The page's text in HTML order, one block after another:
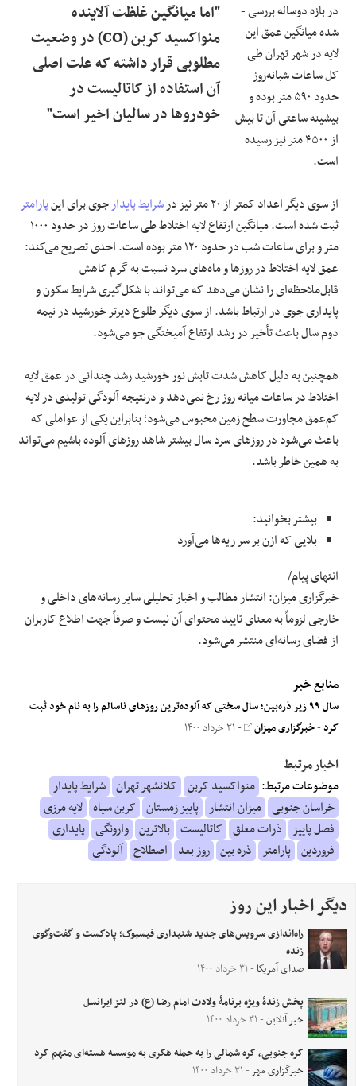
"اما میانگین غلظت آلاینده
منواکسید کربن (CO) در وضعیت
مطلوبی قرار داشته که علت اصلی
آن استفاده از کاتالیست در
خودرو‌ها در سالیان اخیر است"
در بازه دوساله بررسی ­
شده میانگین عمق این
لایه در شهر تهران طی
کل ساعات شبانه‌­روز
حدود ۵۹۰ متر بوده و
بیشینه ساعتی آن تا بیش
از ۴۵۰۰ متر نیز رسیده
است.
از سوی دیگر اعداد کمتر از ۲۰ متر نیز در شرایط پایدارجوی برای اینپارامتر
ثبت شده است. میانگین ارتفاع لایه اختلاط طی ساعات روز در حدود ۱۰۰۰
متر و برای ساعات شب در حدود ۱۲۰ متر بوده است. احدی تصریح می‌کند:
عمق لایه اختلاط در روز‌ها و ماه‌­های سرد نسبت به گرم کاهش
قابل‌ملاحظه‌ای را نشان می­‌دهد که می‌­تواند با شکل­‌گیری شرایط سکون و
پایداری جوی در ارتباط باشد. از سوی دیگر طلوع دیرتر خورشید در نیمه
دوم سال باعث تأخیر در رشد ارتفاع آمیختگی جو می‌شود.
همچنین به دلیل کاهش شدت تابش نور خورشید رشد چندانی در عمق لایه
اختلاط در ساعات میانه روز رخ نمی‌دهد و درنتیجه آلودگی تولیدی در لایه
کم‌عمق مجاورت سطح زمین محبوس می‌شود؛ بنابراین یکی از عواملی که
باعث می‌­شود در روز‌های سرد سال بیشتر شاهد روز‌های آلوده باشیم می‌­تواند
به همین خاطر باشد.
بیشتر بخوانید:
بلایی که ازن بر سر ریه‌ها می‌آورد
انتهای پیام/
خبرگزاری میزان: انتشار مطالب و اخبار تحلیلی سایر رسانه‌های داخلی و
خارجی لزوماً به معنای تایید محتوای آن نیست و صرفاً جهت اطلاع کاربران
از فضای رسانه‌ای منتشر می‌شود.
منابع خبر
سال ۹۹ زیر ذره‌بین؛ سال سختی که آلوده‌ترین روزهای ناسالم را به نام خود ثبت
کرد-خبرگزاری میزان - ۳۱ خرداد ۱۴۰۰
اخبار مرتبط
موضوعات مرتبط: منواکسید کربن کلانشهر تهران شرایط پایدار
خراسان جنوبی میزان انتشار پاییز زمستان کربن سیاه لایه مرزی
فصل پاییز ذرات معلق کاتالیست بالاترین وارونگی پایداری
فروردین پارامتر ذره بین روز بعد اصطلاح آلودگی
دیگر اخبار این روز
راه‌اندازی سرویس‌های جدید شنیداری فیسبوک؛ پادکست و گفت‌وگوی
زنده
صدای آمریکا - ۳۱ خرداد ۱۴۰۰
پخش زندۀ ویژه برنامۀ ولادت امام رضا (ع) در لنز ایرانسل
خبر آنلاین- ۳۱ خرداد ۱۴۰۰
کره جنوبی، کره شمالی را به حمله هکری به موسسه هسته‌ای متهم کرد
خبرگزاری مهر- ۳۱ خرداد ۱۴۰۰